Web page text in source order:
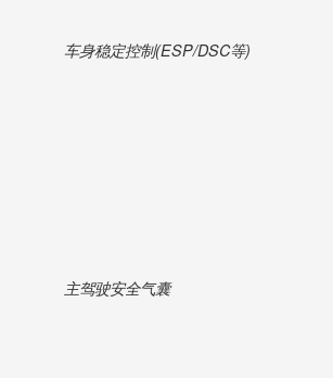
车身稳定控制(ESP/DSC等)
主驾驶安全气囊